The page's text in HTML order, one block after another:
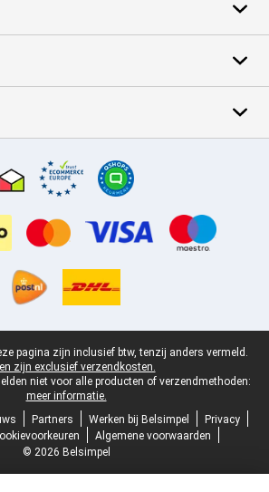
pagina zijn inclusief btw, tenzij anders vermeld.
zijn exclusief verzendkosten.
niet voor alle producten of verzendmethoden:
meer informatie.
Partners Werken bij Belsimpel
Privacy
Algemene voorwaarden
© 2026 Belsimpel